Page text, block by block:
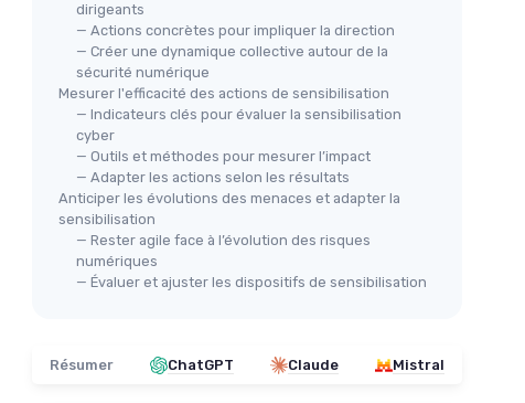
dirigeants
— Actions concrètes pour impliquer la direction
— Créer une dynamique collective autour de la
sécurité numérique
Mesurer l'efficacité des actions de sensibilisation
— Indicateurs clés pour évaluer la sensibilisation
cyber
— Outils et méthodes pour mesurer l’impact
— Adapter les actions selon les résultats
Anticiper les évolutions des menaces et adapter la
sensibilisation
— Rester agile face à l’évolution des risques
numériques
— Évaluer et ajuster les dispositifs de sensibilisation
Résumer ChatGPT Claude Mistral